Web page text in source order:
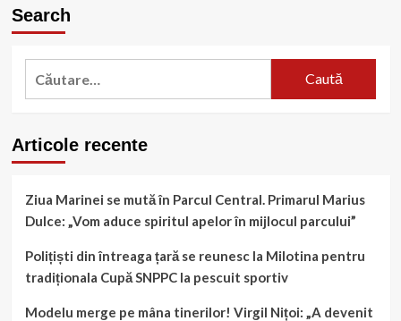
Search
Caută
Articole recente
Ziua Marinei se mută în Parcul Central. Primarul Marius
Dulce: „Vom aduce spiritul apelor în mijlocul parcului”
Polițiști din întreaga țară se reunesc la Milotina pentru
tradiționala Cupă SNPPC la pescuit sportiv
Modelu merge pe mâna tinerilor! Virgil Nițoi: „A devenit